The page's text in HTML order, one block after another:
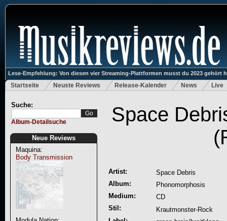
Lese-Empfehlung: Von diesen vier Streaming-Plattformen musst du 2023 gehört
Startseite Neuste Reviews Release-Kalender News Live
Suche:
Album-Detailsuche
Neue Reviews
Maquina:
Body Transmission
Space
Artist:
Space Debris
Album:
Phonomorphosis
Medium:
CD
Stil:
Krautmonster-Rock